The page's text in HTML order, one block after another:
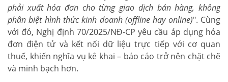
phải xuất hóa đơn cho từng giao dịch bán hàng, không
phân biệt hình thức kinh doanh (offline hay online)". Cùng
với đó, Nghị định 70/2025/NĐ-CP yêu cầu áp dụng hóa
đơn điện tử và kết nối dữ liệu trực tiếp với cơ quan
thuế, khiến nghĩa vụ kê khai – báo cáo trở nên chặt chẽ
và minh bạch hơn.